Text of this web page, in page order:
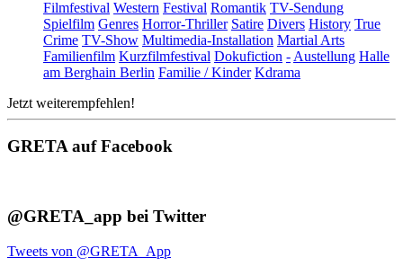
Filmfestival Western Festival Romantik TV-Sendung
Spielfilm Genres Horror-Thriller Satire Divers History True
Crime TV-Show Multimedia-Installation Martial Arts
Familienfilm Kurzfilmfestival Dokufiction - Austellung Halle
am Berghain Berlin Familie / Kinder Kdrama
Jetzt weiterempfehlen!
GRETA auf Facebook
@GRETA_app bei Twitter
Tweets von @GRETA_App